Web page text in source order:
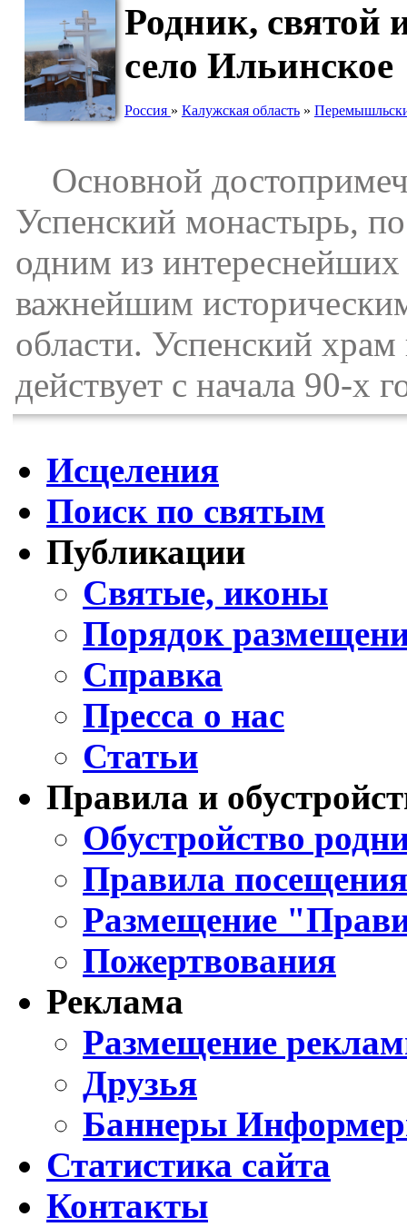
Родник, святой
село Ильинское
Россия » Калужская область»
Основной
Успенский монастырь,
одним из
важнейшим
области. Успенский
действует с начала 90-х
Исцеления
Поиск по святым
Публикации
Святые, иконы
Порядок
Справка
Пресса о нас
Статьи
Правила и
Обустройство
Правила
Размещение
Пожертвования
Реклама
Размещение
Друзья
Баннеры
Статистика сайта
Контакты